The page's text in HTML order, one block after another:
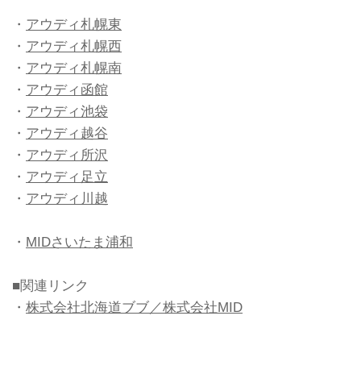
・ アウディ札幌東
・ アウディ札幌西
・ アウディ札幌南
・ アウディ函館
・ アウディ池袋
・ アウディ越谷
・ アウディ所沢
・ アウディ足立
・ アウディ川越
・ MIDさいたま浦和
■関連リンク
・ 株式会社北海道ブブ／株式会社MID